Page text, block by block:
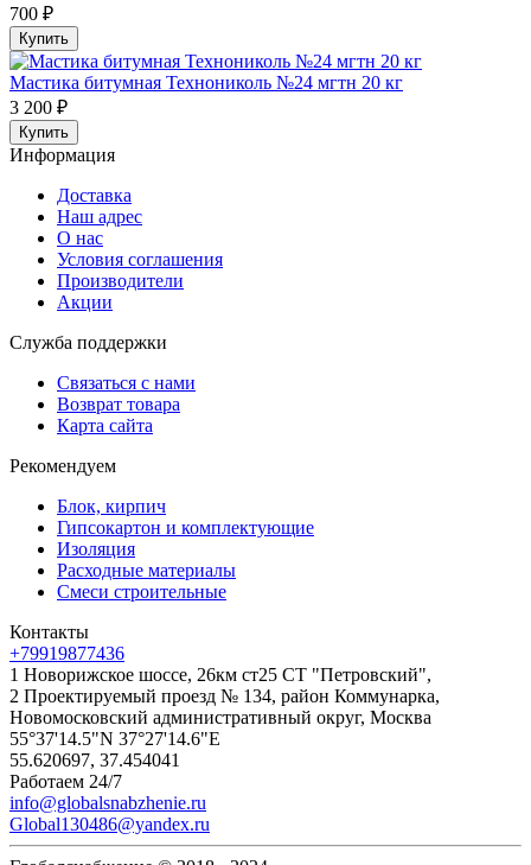
700 ₽
Купить
Мастика битумная Технониколь №24 мгтн 20 кг
3 200 ₽
Купить
Информация
Доставка
Наш адрес
О нас
Условия соглашения
Производители
Акции
Служба поддержки
Связаться с нами
Возврат товара
Карта сайта
Рекомендуем
Блок, кирпич
Гипсокартон и комплектующие
Изоляция
Расходные материалы
Смеси строительные
Контакты
+79919877436
1 Новорижское шоссе, 26км ст25 СТ "Петровский",
2 Проектируемый проезд № 134, район Коммунарка,
Новомосковский административный округ, Москва
55°37'14.5"N 37°27'14.6"E
55.620697, 37.454041
Работаем 24/7
info@globalsnabzhenie.ru
Global130486@yandex.ru